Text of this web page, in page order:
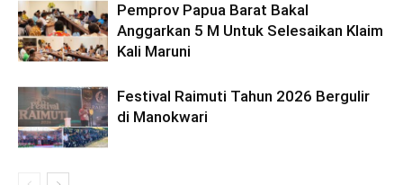
Pemprov Papua Barat Bakal
Anggarkan 5 M Untuk Selesaikan Klaim
Kali Maruni
Festival Raimuti Tahun 2026 Bergulir
di Manokwari